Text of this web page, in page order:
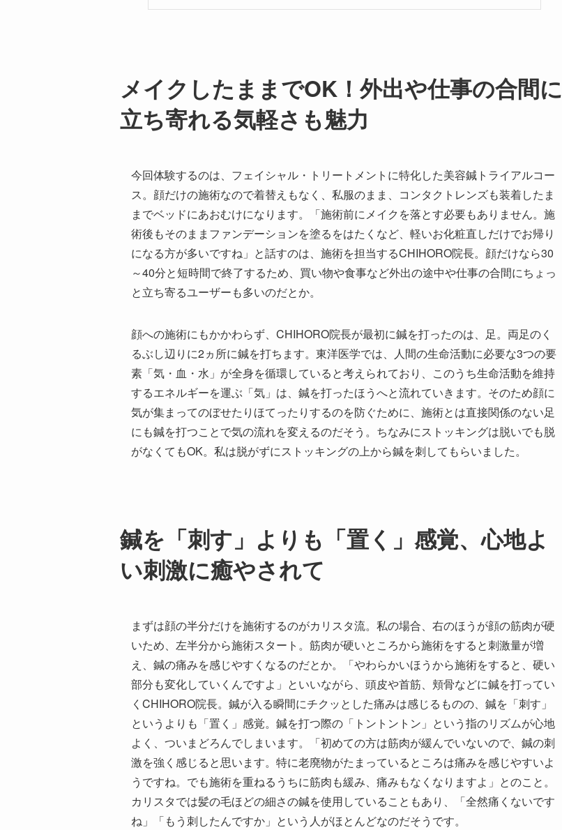
メイクしたままでOK！外出や仕事の合間に
立ち寄れる気軽さも魅力
今回体験するのは、フェイシャル・トリートメントに特化した美容鍼トライアルコー
ス。顔だけの施術なので着替えもなく、私服のまま、コンタクトレンズも装着したま
までベッドにあおむけになります。「施術前にメイクを落とす必要もありません。施
術後もそのままファンデーションを塗るをはたくなど、軽いお化粧直しだけでお帰り
になる方が多いですね」と話すのは、施術を担当するCHIHORO院長。顔だけなら30
～40分と短時間で終了するため、買い物や食事など外出の途中や仕事の合間にちょっ
と立ち寄るユーザーも多いのだとか。
顔への施術にもかかわらず、CHIHORO院長が最初に鍼を打ったのは、足。両足のく
るぶし辺りに2ヵ所に鍼を打ちます。東洋医学では、人間の生命活動に必要な3つの要
素「気・血・水」が全身を循環していると考えられており、このうち生命活動を維持
するエネルギーを運ぶ「気」は、鍼を打ったほうへと流れていきます。そのため顔に
気が集まってのぼせたりほてったりするのを防ぐために、施術とは直接関係のない足
にも鍼を打つことで気の流れを変えるのだそう。ちなみにストッキングは脱いでも脱
がなくてもOK。私は脱がずにストッキングの上から鍼を刺してもらいました。
鍼を「刺す」よりも「置く」感覚、心地よ
い刺激に癒やされて
まずは顔の半分だけを施術するのがカリスタ流。私の場合、右のほうが顔の筋肉が硬
いため、左半分から施術スタート。筋肉が硬いところから施術をすると刺激量が増
え、鍼の痛みを感じやすくなるのだとか。「やわらかいほうから施術をすると、硬い
部分も変化していくんですよ」といいながら、頭皮や首筋、頬骨などに鍼を打ってい
くCHIHORO院長。鍼が入る瞬間にチクッとした痛みは感じるものの、鍼を「刺す」
というよりも「置く」感覚。鍼を打つ際の「トントントン」という指のリズムが心地
よく、ついまどろんでしまいます。「初めての方は筋肉が緩んでいないので、鍼の刺
激を強く感じると思います。特に老廃物がたまっているところは痛みを感じやすいよ
うですね。でも施術を重ねるうちに筋肉も緩み、痛みもなくなりますよ」とのこと。
カリスタでは髪の毛ほどの細さの鍼を使用していることもあり、「全然痛くないです
ね」「もう刺したんですか」という人がほとんどなのだそうです。